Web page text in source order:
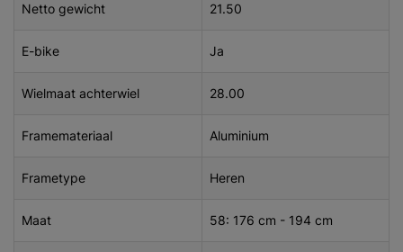
Netto gewicht 21.50
E-bike Ja
Wielmaat achterwiel 28.00
Framemateriaal Aluminium
Frametype Heren
Maat 58: 176 cm - 194 cm